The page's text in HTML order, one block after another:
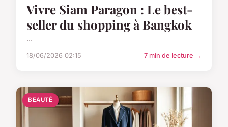
Vivre Siam Paragon : Le best-
seller du shopping à Bangkok
...
18/06/2026 02:15 7 min de lecture →
BEAUTÉ